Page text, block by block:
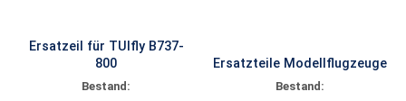
Ersatzeil für TUIfly B737-
800
Bestand:
Ersatzteile Modellflugzeuge
Bestand: